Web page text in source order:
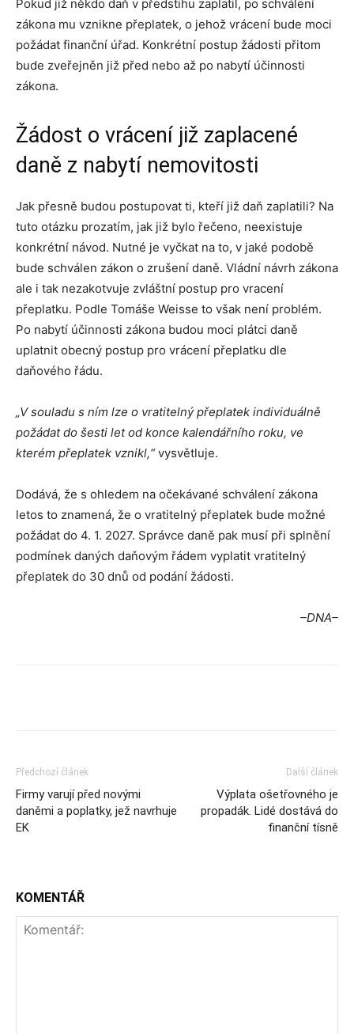
Pokud již někdo daň v předstihu zaplatil, po schválení
zákona mu vznikne přeplatek, o jehož vrácení bude moci
požádat finanční úřad. Konkrétní postup žádosti přitom
bude zveřejněn již před nebo až po nabytí účinnosti
zákona.
Žádost o vrácení již zaplacené
daně z nabytí nemovitosti
Jak přesně budou postupovat ti, kteří již daň zaplatili? Na
tuto otázku prozatím, jak již bylo řečeno, neexistuje
konkrétní návod. Nutné je vyčkat na to, v jaké podobě
bude schválen zákon o zrušení daně. Vládní návrh zákona
ale i tak nezakotvuje zvláštní postup pro vracení
přeplatku. Podle Tomáše Weisse to však není problém.
Po nabytí účinnosti zákona budou moci plátci daně
uplatnit obecný postup pro vrácení přeplatku dle
daňového řádu.
„V souladu s ním lze o vratitelný přeplatek individuálně
požádat do šesti let od konce kalendářního roku, ve
kterém přeplatek vznikl,“vysvětluje.
Dodává, že s ohledem na očekávané schválení zákona
letos to znamená, že o vratitelný přeplatek bude možné
požádat do 4. 1. 2027. Správce daně pak musí při splnění
podmínek daných daňovým řádem vyplatit vratitelný
přeplatek do 30 dnů od podání žádosti.
–DNA–
Předchozí článek
Firmy varují před novými
daněmi a poplatky, jež navrhuje
EK
Další článek
Výplata ošetřovného je
propadák. Lidé dostává do
finanční tísně
KOMENTÁŘ